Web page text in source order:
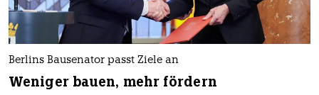
Berlins Bausenator passt Ziele an
Weniger bauen, mehr fördern